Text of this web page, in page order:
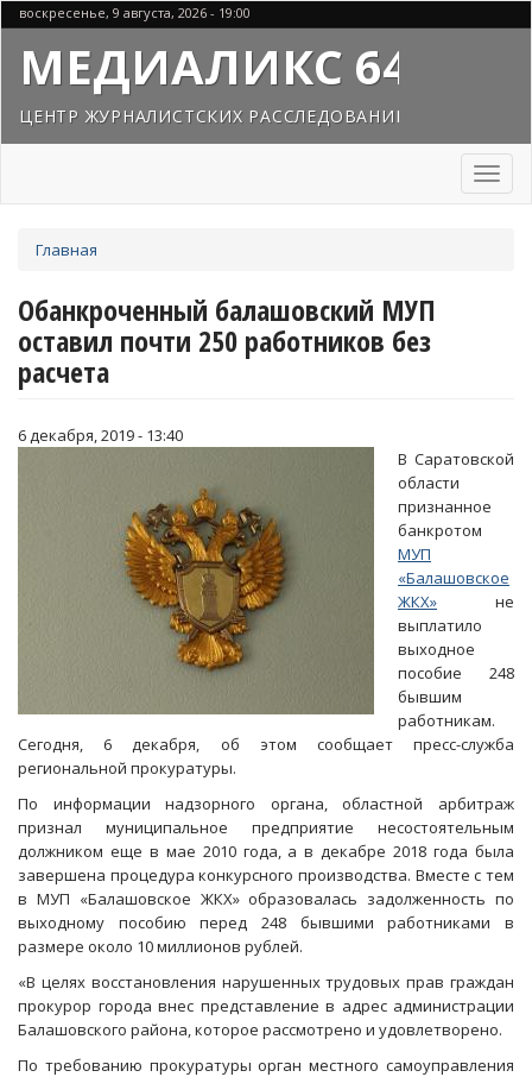
Перейти
к
основному
содержанию
воскресенье, 9 августа, 2026 - 19:00
МЕДИАЛИКС 64
ЦЕНТР ЖУРНАЛИСТСКИХ РАССЛЕДОВАНИЙ
Toggle
здесь
Главная
Обанкроченный балашовский МУП
оставил почти 250 работников без
расчета
6 декабря, 2019 - 13:40
В Саратовской
области
признанное
банкротом
МУП
«Балашовское
ЖКХ» не
выплатило
выходное
пособие 248
бывшим
работникам.
Сегодня, 6 декабря, об этом сообщает пресс-служба
региональной прокуратуры.
По информации надзорного органа, областной арбитраж
признал муниципальное предприятие несостоятельным
должником еще в мае 2010 года, а в декабре 2018 года была
завершена процедура конкурсного производства. Вместе с тем
в МУП «Балашовское ЖКХ» образовалась задолженность по
выходному пособию перед 248 бывшими работниками в
размере около 10 миллионов рублей.
«В целях восстановления нарушенных трудовых прав граждан
прокурор города внес представление в адрес администрации
Балашовского района, которое рассмотрено и удовлетворено.
По требованию прокуратуры орган местного самоуправления